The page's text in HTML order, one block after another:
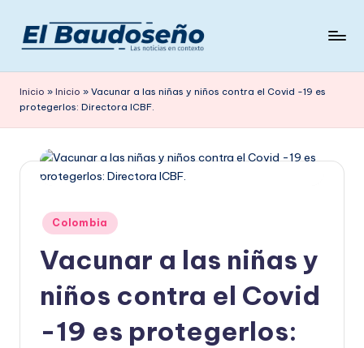
Saltar
contenido
e
ri
d
en
Inicio » Inicio » Vacunar a las niñas y niños contra el Covid -19 es
protegerlos: Directora ICBF.
Publicado
en
Colombia
Vacunar a las niñas y
niños contra el Covid
-19 es protegerlos: